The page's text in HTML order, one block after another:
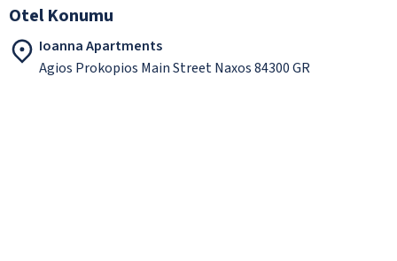
Otel Konumu
Ioanna Apartments
Agios Prokopios Main Street Naxos 84300 GR